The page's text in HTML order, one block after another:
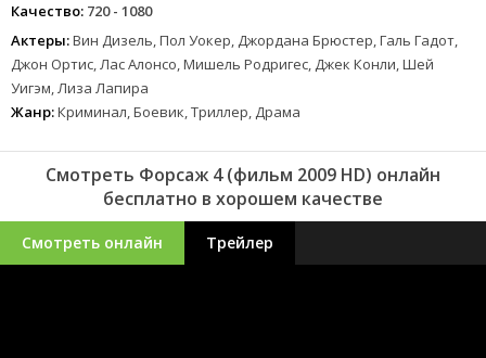
Качество: 720 - 1080
Актеры:Вин Дизель, Пол Уокер, Джордана Брюстер, Галь Гадот,
Джон Ортис, Лас Алонсо, Мишель Родригес, Джек Конли, Шей
Уигэм, Лиза Лапира
Жанр:Криминал, Боевик, Триллер, Драма
Смотреть Форсаж 4 (фильм 2009 HD) онлайн
бесплатно в хорошем качестве
Смотреть онлайн Трейлер